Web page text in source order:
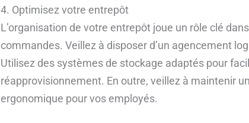
4. Optimisez votre entrepôt
L’organisation de votre entrepôt joue un rôle clé
commandes. Veillez à disposer d’un agencement
Utilisez des systèmes de stockage adaptés pour
réapprovisionnement. En outre, veillez à maintenir
ergonomique pour vos employés.